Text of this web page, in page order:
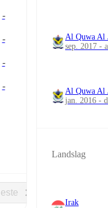
-
-
-
-
Al Quwa Al
sep. 2017 -
Al Quwa Al
jan. 2016 -
Landslag
Irak